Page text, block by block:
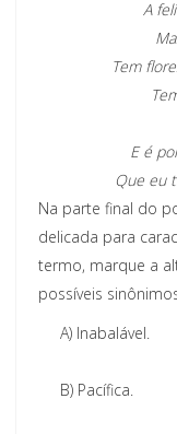
A
Tem
E é
Que eu
Na parte final do
delicada para
termo, marque a
possíveis
A) Inabalável.
B) Pacífica.